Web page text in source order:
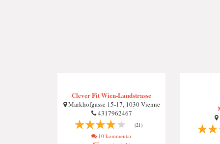
Clever Fit Wien-Landstrasse
Markhofgasse 15-17, 1030 Vienne
4317962467
(21)
10 kommentar